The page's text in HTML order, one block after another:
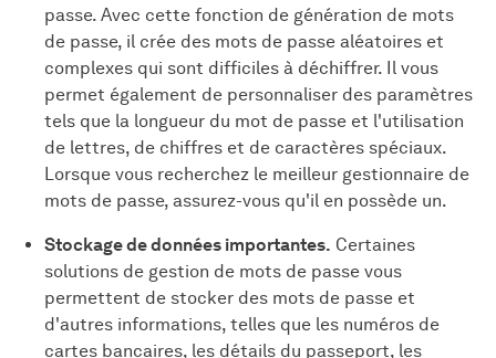
passe. Avec cette fonction de génération de mots
de passe, il crée des mots de passe aléatoires et
complexes qui sont difficiles à déchiffrer. Il vous
permet également de personnaliser des paramètres
tels que la longueur du mot de passe et l'utilisation
de lettres, de chiffres et de caractères spéciaux.
Lorsque vous recherchez le meilleur gestionnaire de
mots de passe, assurez-vous qu'il en possède un.
Stockage de données importantes. Certaines
solutions de gestion de mots de passe vous
permettent de stocker des mots de passe et
d'autres informations, telles que les numéros de
cartes bancaires, les détails du passeport, les